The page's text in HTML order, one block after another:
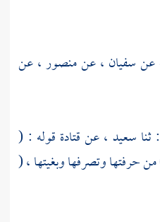
عنسفيان ،عنمنصور ،عن
سعيد ،عنقتادة قوله : (
حرفتها وتصرفها وبغيتها ، (